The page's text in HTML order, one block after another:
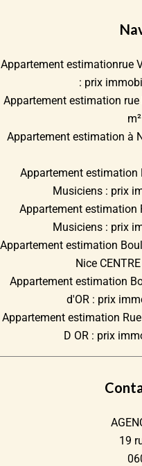
Appartement estimationrue
: prix
Appartement estimation
Appartement estimation à
Appartement estimation
Musiciens : prix
Appartement estimation
Musiciens : prix
Appartement estimation
Nice
Appartement estimation
d'OR : prix
Appartement estimation
D OR : prix
19